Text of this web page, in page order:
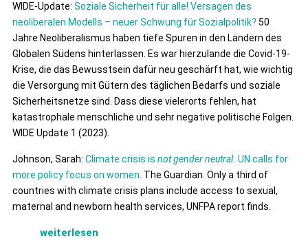
WIDE-Update: Soziale Sicherheit für alle! Versagen des
neoliberalen Modells – neuer Schwung für Sozialpolitik? 50
Jahre Neoliberalismus haben tiefe Spuren in den Ländern des
Globalen Südens hinterlassen. Es war hierzulande die Covid-19-
Krise, die das Bewusstsein dafür neu geschärft hat, wie wichtig
die Versorgung mit Gütern des täglichen Bedarfs und soziale
Sicherheitsnetze sind. Dass diese vielerorts fehlen, hat
katastrophale menschliche und sehr negative politische Folgen.
WIDE Update 1 (2023).
Johnson, Sarah: Climate crisis is not gender neutral. UN calls for
more policy focus on women . The Guardian. Only a third of
countries with climate crisis plans include access to sexual,
maternal and newborn health services, UNFPA report finds.
weiterlesen